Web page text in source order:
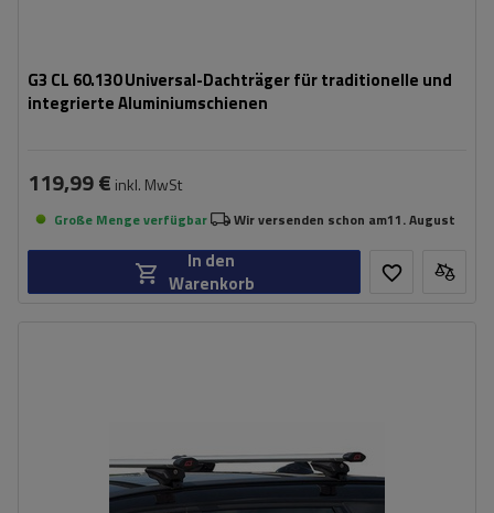
G3 CL 60.130 Universal-Dachträger für traditionelle und
integrierte Aluminiumschienen
119,99 € inkl. MwSt
Große Menge verfügbar Wir versenden schon am11. August
In den
Warenkorb